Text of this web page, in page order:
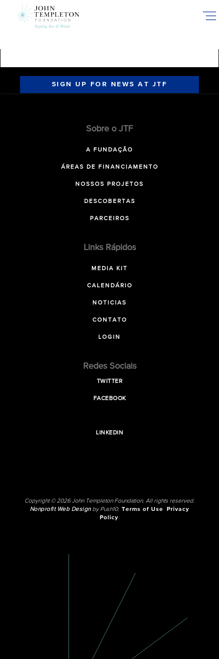
SIGN UP FOR NEWS AT JTF
Sobre o JTF
A FUNDAÇÃO
ÁREAS DE FINANCIAMENTO
NOSSOS PROJETOS
DESCOBERTAS
PARCEIROS
Links Rápidos
MEDIA KIT
CALENDÁRIO
NOTICIAS
CONTATO
LOGIN
Redes Sociais
TWITTER
FACEBOOK
LINKEDIN
Copyright © 2026 John Templeton Foundation. All rights reserved.
Nonprofit Web Designby Push10. Terms of Use
Privacy
Policy